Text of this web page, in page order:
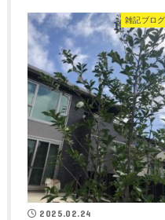
雑記ブログ
2025.02.24